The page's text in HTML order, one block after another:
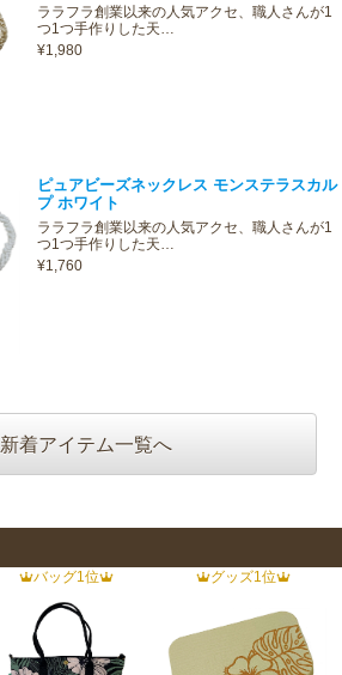
ララフラ創業以来の人気アクセ、職人さんが1
つ1つ手作りした天…
¥1,980
ピュアビーズネックレス モンステラスカル
プ ホワイト
ララフラ創業以来の人気アクセ、職人さんが1
つ1つ手作りした天…
¥1,760
新着アイテム一覧へ
バッグ1位 グッズ1位